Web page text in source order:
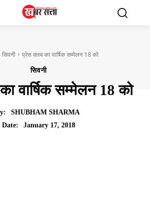
सिवनी प्रेस क्लब का वार्षिक सम्मेलन 18 को
सिवनी
वार्षिक सम्मेलन 18 को
SHUBHAM SHARMA
Date:
January 17, 2018